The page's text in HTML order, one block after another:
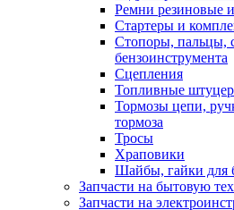
Ремни резиновые
Стартеры и
Стопоры, пальцы,
бензоинструмента
Сцепления
Топливные
Тормозы цепи,
тормоза
Тросы
Храповики
Шайбы, гайки для
Запчасти на бытовую
Запчасти на